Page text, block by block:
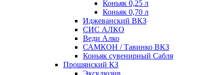
Коньяк 0,25 л
Коньяк 0,70 л
Иджеванский ВКЗ
СИС АЛКО
Веди Алко
САМКОН / Тавинко ВКЗ
Коньяк сувенирный Сабля
Прошянский КЗ
Эксклюзив